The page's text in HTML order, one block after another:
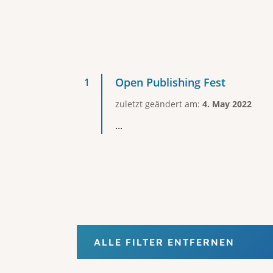
Open Publishing Fest
zuletzt geändert am: 4. May 2022
...
ALLE FILTER ENTFERNEN